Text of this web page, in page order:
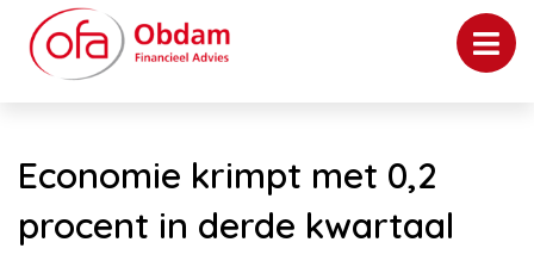
Economie krimpt met 0,2
procent in derde kwartaal